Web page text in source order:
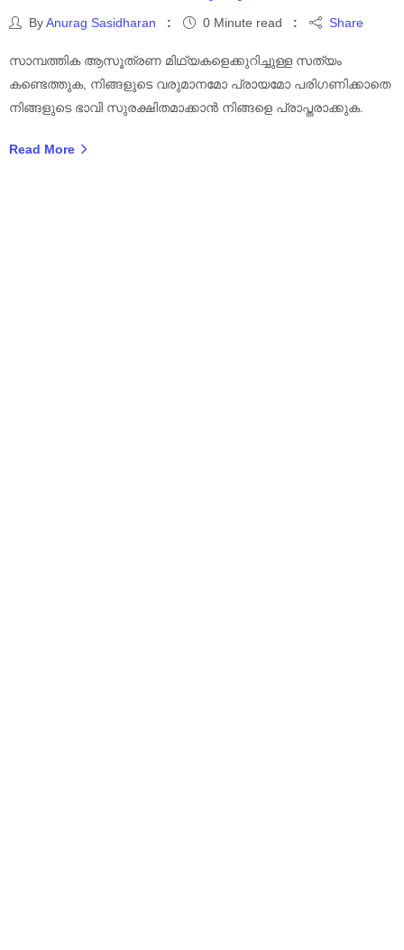
ByAnurag Sasidharan 0 Minute read Share
സാമ്പത്തിക ആസൂത്രണ മിഥ്യകളെക്കുറിച്ചുള്ള സത്യം
കണ്ടെത്തുക, നിങ്ങളുടെ വരുമാനമോ പ്രായമോ പരിഗണിക്കാതെ
നിങ്ങളുടെ ഭാവി സുരക്ഷിതമാക്കാൻ നിങ്ങളെ പ്രാപ്തരാക്കുക.
Read More